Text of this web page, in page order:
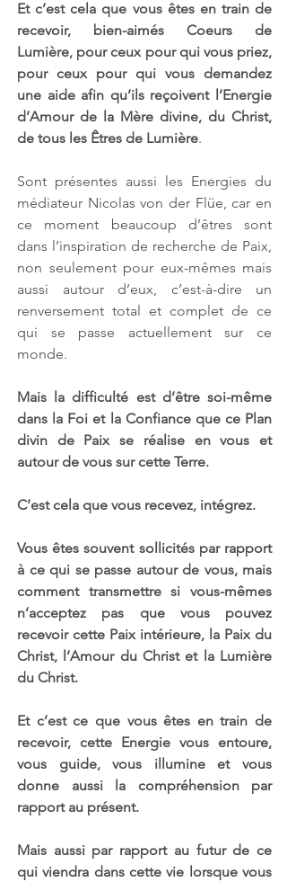
Et c’est cela que vous êtes en train de
recevoir, bien-aimés Coeurs de
Lumière, pour ceux pour qui vous priez,
pour ceux pour qui vous demandez
une aide afin qu’ils reçoivent l’Energie
d’Amour de la Mère divine, du Christ,
de tous les Êtres de Lumière.
Sont présentes aussi les Energies du
médiateur Nicolas von der Flüe, car en
ce moment beaucoup d’êtres sont
dans l’inspiration de recherche de Paix,
non seulement pour eux-mêmes mais
aussi autour d’eux, c’est-à-dire un
renversement total et complet de ce
qui se passe actuellement sur ce
monde.
Mais la difficulté est d’être soi-même
dans la Foi et la Confiance que ce Plan
divin de Paix se réalise en vous et
autour de vous sur cette Terre.
C’est cela que vous recevez, intégrez.
Vous êtes souvent sollicités par rapport
à ce qui se passe autour de vous, mais
comment transmettre si vous-mêmes
n’acceptez pas que vous pouvez
recevoir cette Paix intérieure, la Paix du
Christ, l’Amour du Christ et la Lumière
du Christ.
Et c’est ce que vous êtes en train de
recevoir, cette Energie vous entoure,
vous guide, vous illumine et vous
donne aussi la compréhension par
rapport au présent.
Mais aussi par rapport au futur de ce
qui viendra dans cette vie lorsque vous